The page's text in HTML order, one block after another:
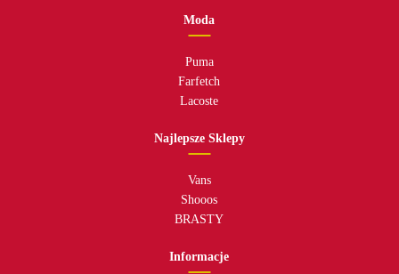
Moda
Puma
Farfetch
Lacoste
Najlepsze Sklepy
Vans
Shooos
BRASTY
Informacje